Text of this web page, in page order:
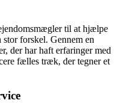
til at hjælpe
forskel. Gennem en
der har haft erfaringer med
fælles træk, der tegner et